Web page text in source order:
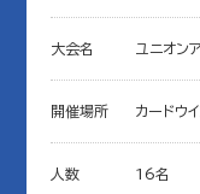
大会名 ユニオン
開催場所 カードウ
人数 16名